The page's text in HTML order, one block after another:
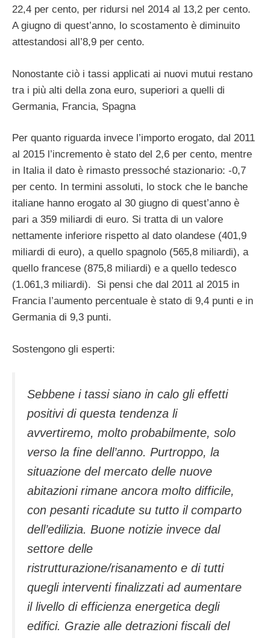
22,4 per cento, per ridursi nel 2014 al 13,2 per cento.
A giugno di quest’anno, lo scostamento è diminuito
attestandosi all’8,9 per cento.
Nonostante ciò i tassi applicati ai nuovi mutui restano
tra i più alti della zona euro, superiori a quelli di
Germania, Francia, Spagna
Per quanto riguarda invece l’importo erogato, dal 2011
al 2015 l’incremento è stato del 2,6 per cento, mentre
in Italia il dato è rimasto pressoché stazionario: -0,7
per cento. In termini assoluti, lo stock che le banche
italiane hanno erogato al 30 giugno di quest’anno è
pari a 359 miliardi di euro. Si tratta di un valore
nettamente inferiore rispetto al dato olandese (401,9
miliardi di euro), a quello spagnolo (565,8 miliardi), a
quello francese (875,8 miliardi) e a quello tedesco
(1.061,3 miliardi). Si pensi che dal 2011 al 2015 in
Francia l’aumento percentuale è stato di 9,4 punti e in
Germania di 9,3 punti.
Sostengono gli esperti:
Sebbene i tassi siano in calo gli effetti
positivi di questa tendenza li
avvertiremo, molto probabilmente, solo
verso la fine dell’anno. Purtroppo, la
situazione del mercato delle nuove
abitazioni rimane ancora molto difficile,
con pesanti ricadute su tutto il comparto
dell’edilizia. Buone notizie invece dal
settore delle
ristrutturazione/risanamento e di tutti
quegli interventi finalizzati ad aumentare
il livello di efficienza energetica degli
edifici. Grazie alle detrazioni fiscali del